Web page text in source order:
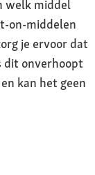
welk middel
on-middelen
je ervoor dat
dit onverhoopt
kan het geen